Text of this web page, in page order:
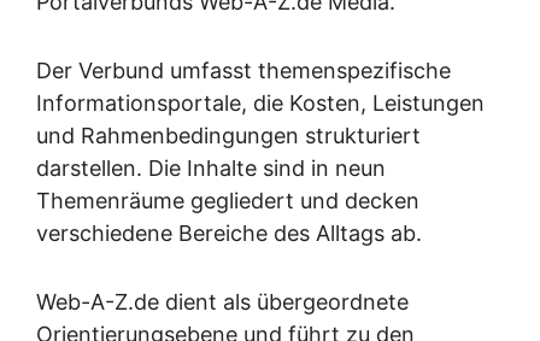
Der Verbund umfasst themenspezifische
Informationsportale, die Kosten, Leistungen
und Rahmenbedingungen strukturiert
darstellen. Die Inhalte sind in neun
Themenräume gegliedert und decken
verschiedene Bereiche des Alltags ab.
Web-A-Z.de dient als übergeordnete
Orientierungsebene und führt zu den